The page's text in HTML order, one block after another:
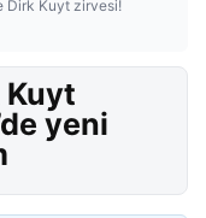
Dirk Kuyt zirvesi!
Kuyt
yeni